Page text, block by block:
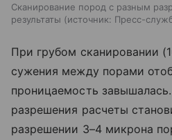
Сканирование пород с разным
результаты
источник: Пресс-
При грубом сканировании
сужения между порами
проницаемость
разрешения расчеты
разрешении 3–4 микрона